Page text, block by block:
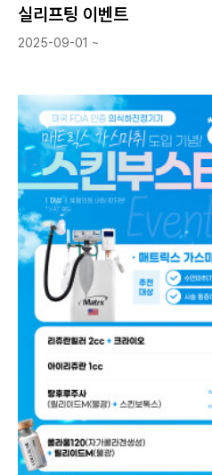
실리프팅 이벤트
2025-09-01 ~